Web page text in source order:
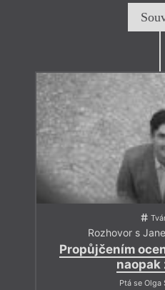
Rozhovor s
Propůjčením
naopak
Ptá se Olga